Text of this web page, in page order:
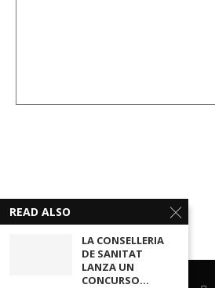
READ ALSO
LA CONSELLERIA
DE SANITAT
LANZA UN
CONCURSO...